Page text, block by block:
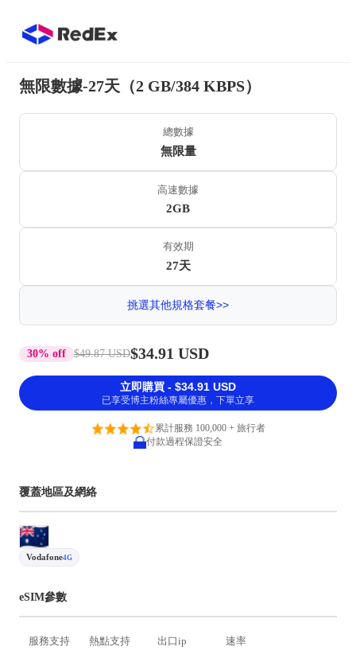
無限數據-27天（2 GB/384 KBPS）
總數據
無限量
高速數據
2GB
有效期
27天
挑選其他規格套餐>>
30% off $49.87 USD$34.91 USD
立即購買 - $34.91 USD
已享受博主粉絲專屬優惠，下單立享
累計服務 100,000 + 旅行者
付款過程保證安全
覆蓋地區及網絡
Vodafone4G
eSIM參數
服務支持
熱點支持
出口ip
速率